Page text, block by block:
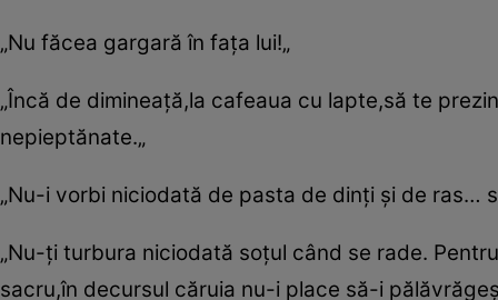
„Nu făcea gargară în faţa lui!„
„Încă de dimineaţă,la cafeaua cu lapte,să te
nepieptănate.„
„Nu-i vorbi niciodată de pasta de dinţi şi de ras…
„Nu-ţi turbura niciodată soţul când se rade.
sacru,în decursul căruia nu-i place să-i